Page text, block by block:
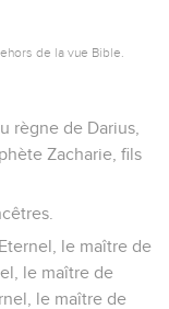
de la vue Bible.
règne de Darius,
Zacharie, fils
le maître de
le maître de
le maître de